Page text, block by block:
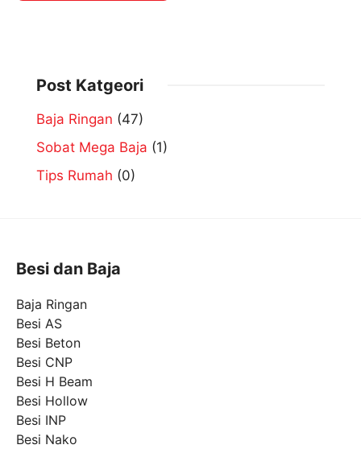
Post Katgeori
Baja Ringan (47)
Sobat Mega Baja (1)
Tips Rumah (0)
Besi dan Baja
Baja Ringan
Besi AS
Besi Beton
Besi CNP
Besi H Beam
Besi Hollow
Besi INP
Besi Nako